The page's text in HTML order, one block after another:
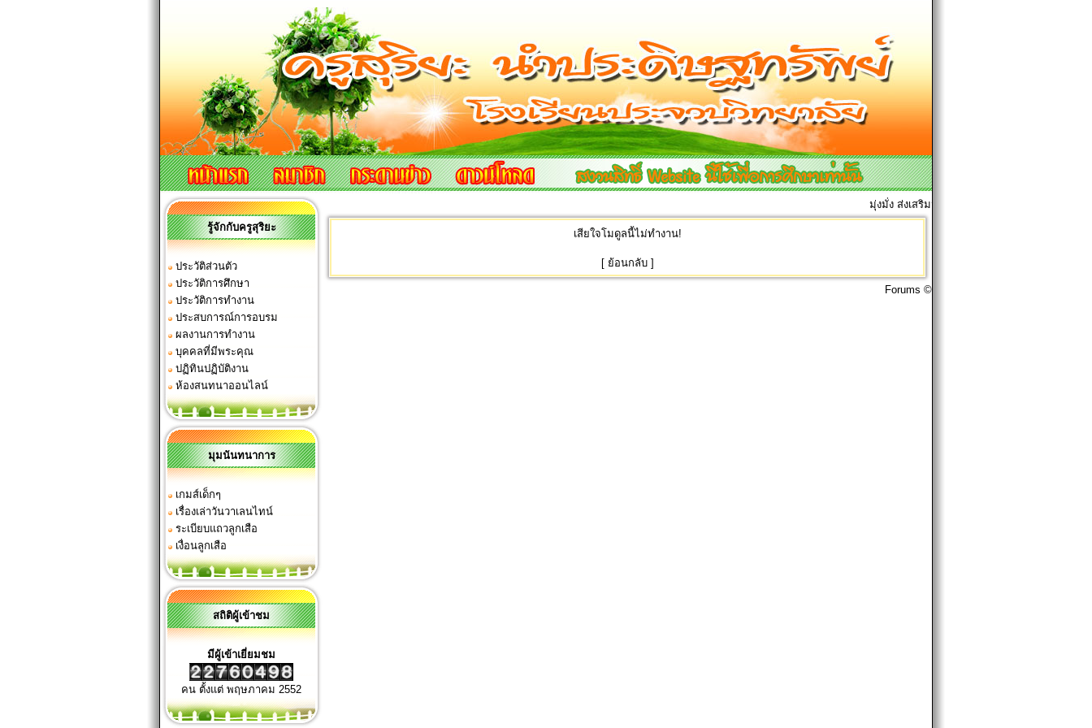
รู้จักกับครูสุริยะ
ประวัติส่วนตัว
ประวัติการศึกษา
ประวัติการทำงาน
ประสบการณ์การอบรม
ผลงานการทำงาน
บุคคลที่มีพระคุณ
ปฏิทินปฏิบัติงาน
ห้องสนทนาออนไลน์
มุมนันทนาการ
เกมส์เด็กๆ
เรื่องเล่าวันวาเลนไทน์
ระเบียบแถวลูกเสือ
เงื่อนลูกเสือ
สถิติผู้เข้าชม
มีผู้เข้าเยี่ยมชม
คน ตั้งแต่ พฤษภาคม 2552
มุ่งมั่ง ส่งเสริมมการเรียนการสอน เพื่อศิษย์ทุกคน
เสียใจโมดูลนี้ไม่ทำงาน!
[ ย้อนกลับ]
Forums ©